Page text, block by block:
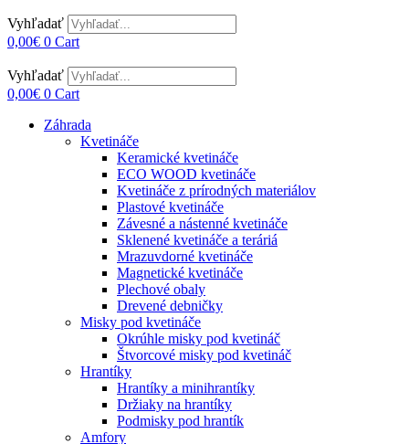
Vyhľadať
0,00€ 0 Cart
Vyhľadať
0,00€ 0 Cart
Záhrada
Kvetináče
Keramické kvetináče
ECO WOOD kvetináče
Kvetináče z prírodných materiálov
Plastové kvetináče
Závesné a nástenné kvetináče
Sklenené kvetináče a teráriá
Mrazuvdorné kvetináče
Magnetické kvetináče
Plechové obaly
Drevené debničky
Misky pod kvetináče
Okrúhle misky pod kvetináč
Štvorcové misky pod kvetináč
Hrantíky
Hrantíky a minihrantíky
Držiaky na hrantíky
Podmisky pod hrantík
Amfory